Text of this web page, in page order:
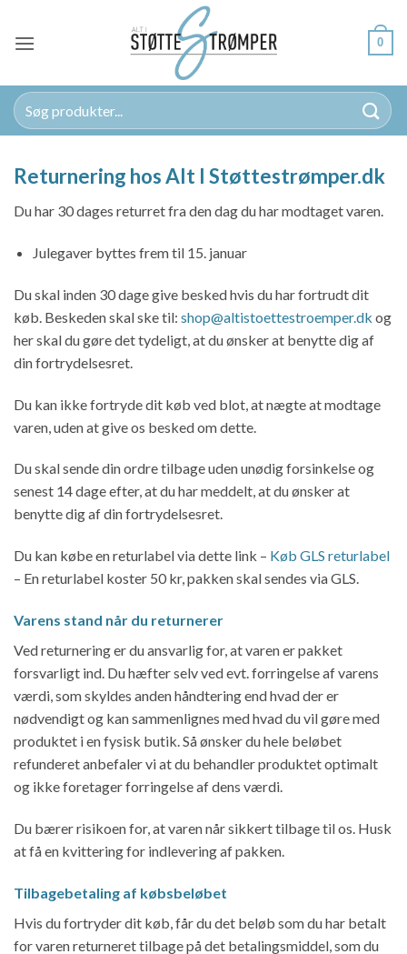
indhold
0
Søg
efter:
Returnering hos Alt I Støttestrømper.dk
Du har 30 dages returret fra den dag du har modtaget varen.
Julegaver byttes frem til 15. januar
Du skal inden 30 dage give besked hvis du har fortrudt dit
køb. Beskeden skal ske til: shop@altistoettestroemper.dk og
her skal du gøre det tydeligt, at du ønsker at benytte dig af
din fortrydelsesret.
Du kan ikke fortryde dit køb ved blot, at nægte at modtage
varen, uden at give os besked om dette.
Du skal sende din ordre tilbage uden unødig forsinkelse og
senest 14 dage efter, at du har meddelt, at du ønsker at
benytte dig af din fortrydelsesret.
Du kan købe en returlabel via dette link – Køb GLS returlabel
– En returlabel koster 50 kr, pakken skal sendes via GLS.
Varens stand når du returnerer
Ved returnering er du ansvarlig for, at varen er pakket
forsvarligt ind. Du hæfter selv ved evt. forringelse af varens
værdi, som skyldes anden håndtering end hvad der er
nødvendigt og kan sammenlignes med hvad du vil gøre med
produktet i en fysisk butik. Så ønsker du hele beløbet
refunderet anbefaler vi at du behandler produktet optimalt
og ikke foretager forringelse af dens værdi.
Du bærer risikoen for, at varen når sikkert tilbage til os. Husk
at få en kvittering for indlevering af pakken.
Tilbagebetaling af købsbeløbet
Hvis du fortryder dit køb, får du det beløb som du har betalt
for varen returneret tilbage på det betalingsmiddel, som du